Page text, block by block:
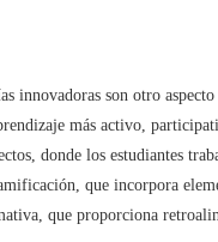
innovadoras son otro
más activo,
donde los estudiantes
que incorpora
que proporciona